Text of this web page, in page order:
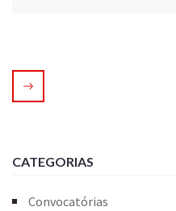
CATEGORIAS
Convocatórias